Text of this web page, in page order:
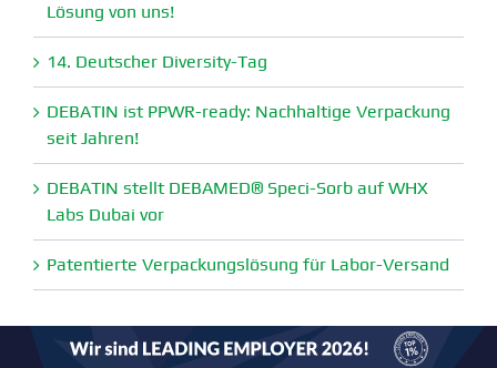
Lösung von uns!
14. Deutscher Diversity-Tag
DEBATIN ist PPWR-ready: Nachhaltige Verpa­ckung
seit Jahren!
DEBATIN stellt DEBAMED® Speci-Sorb auf WHX
Labs Dubai vor
Paten­tierte Verpa­ckungs­lösung für Labor-Versand